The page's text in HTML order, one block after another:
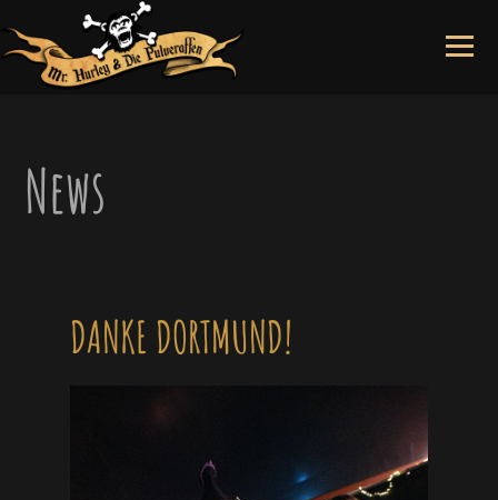
to
content
News
DANKE DORTMUND!